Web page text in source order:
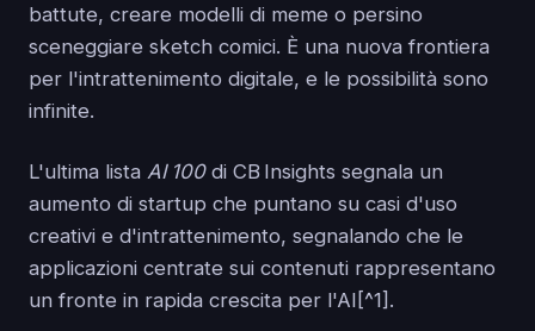
battute, creare modelli di meme o persino
sceneggiare sketch comici. È una nuova frontiera
per l'intrattenimento digitale, e le possibilità sono
infinite.
L'ultima lista AI 100di CB Insights segnala un
aumento di startup che puntano su casi d'uso
creativi e d'intrattenimento, segnalando che le
applicazioni centrate sui contenuti rappresentano
un fronte in rapida crescita per l'AI[^1].